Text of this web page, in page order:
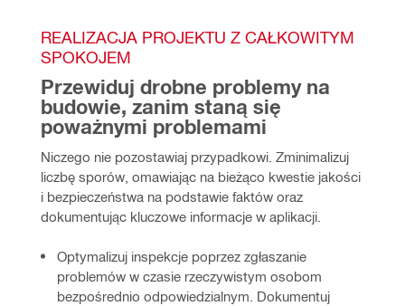
REALIZACJA PROJEKTU Z CAŁKOWITYM
SPOKOJEM
Przewiduj drobne problemy na
budowie, zanim staną się
poważnymi problemami
Niczego nie pozostawiaj przypadkowi. Zminimalizuj
liczbę sporów, omawiając na bieżąco kwestie jakości
i bezpieczeństwa na podstawie faktów oraz
dokumentując kluczowe informacje w aplikacji.
Optymalizuj inspekcje poprzez zgłaszanie
problemów w czasie rzeczywistym osobom
bezpośrednio odpowiedzialnym. Dokumentuj